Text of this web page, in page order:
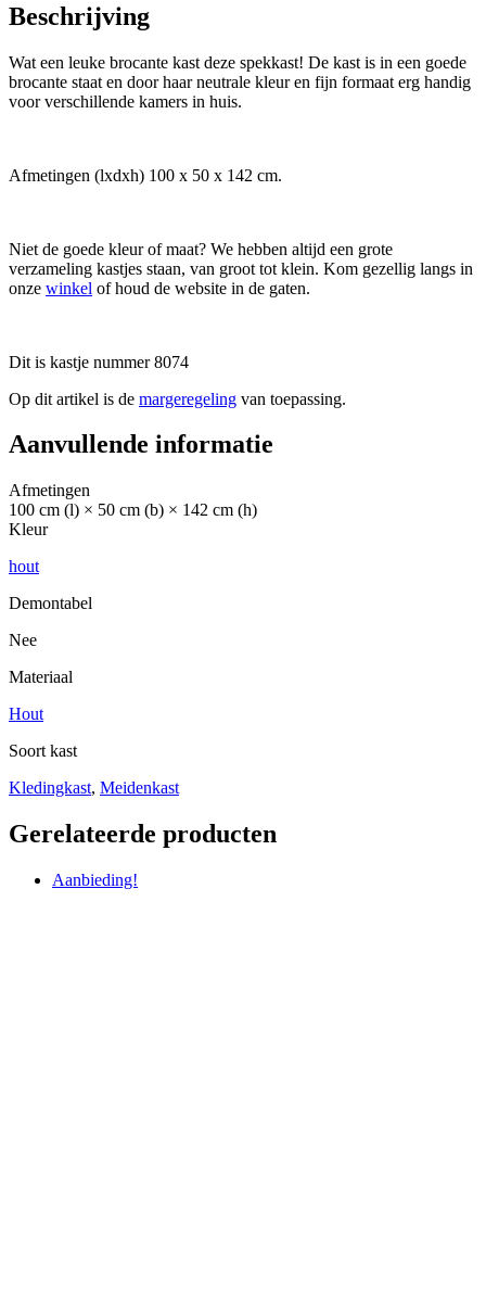
Beschrijving
Wat een leuke brocante kast deze spekkast! De kast is in een goede
brocante staat en door haar neutrale kleur en fijn formaat erg handig
voor verschillende kamers in huis.
Afmetingen (lxdxh) 100 x 50 x 142 cm.
Niet de goede kleur of maat? We hebben altijd een grote
verzameling kastjes staan, van groot tot klein. Kom gezellig langs in
onze winkel of houd de website in de gaten.
Dit is kastje nummer 8074
Op dit artikel is de margeregeling van toepassing.
Aanvullende informatie
Afmetingen
100 cm (l) × 50 cm (b) × 142 cm (h)
Kleur
hout
Demontabel
Nee
Materiaal
Hout
Soort kast
Kledingkast, Meidenkast
Gerelateerde producten
Aanbieding!